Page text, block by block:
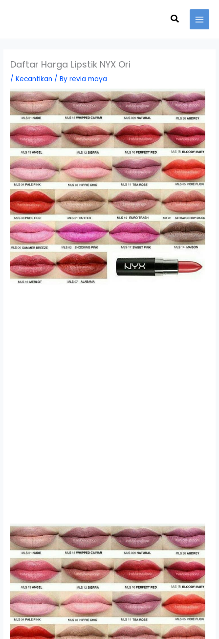
Search
Daftar Harga Lipstik NYX Ori
/Kecantikan / Byrevia maya